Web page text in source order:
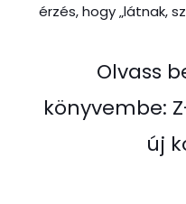
érzés, hogy „látnak,
Olvass
könyvembe:
új